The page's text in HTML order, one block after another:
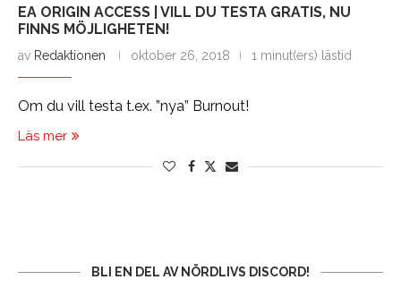
EA ORIGIN ACCESS | VILL DU TESTA GRATIS, NU
FINNS MÖJLIGHETEN!
av Redaktionen oktober 26, 2018 1 minut(ers) lästid
Om du vill testa t.ex. ”nya” Burnout!
Läs mer
BLI EN DEL AV NÖRDLIVS DISCORD!